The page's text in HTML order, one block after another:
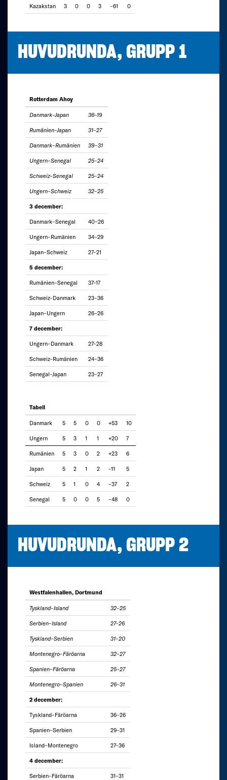
Kazakstan 3 0 0 3 –61 0
HUVUDRUNDA, GRUPP 1
Rotterdam Ahoy
Danmark–Japan 36–19
Rumänien–Japan 31–27
Danmark–Rumänien 39–31
Ungern–Senegal 25–24
Schweiz–Senegal 25–24
Ungern–Schweiz 32–25
3 december:
Danmark–Senegal 40–26
Ungern–Rumänien 34–29
Japan–Schweiz 27–21
5 december:
Rumänien–Senegal 37–17
Schweiz–Danmark 23–36
Japan–Ungern 26–26
7 december:
Ungern–Danmark 27–28
Schweiz–Rumänien 24–36
Senegal–Japan 23–27
Tabell
Danmark 5 5 0 0 +53 10
Ungern 5 3 1 1 +20 7
Rumänien 5 3 0 2 +23 6
Japan 5 2 1 2 –11 5
Schweiz 5 1 0 4 –37 2
Senegal 5 0 0 5 –48 0
HUVUDRUNDA, GRUPP 2
Westfalenhallen, Dortmund
Tyskland–Island 32–25
Serbien–Island 27–26
Tyskland–Serbien 31–20
Montenegro–Färöarna 32–27
Spanien–Färöarna 25–27
Montenegro–Spanien 26–31
2 december:
Tyskland–Färöarna 36–26
Spanien–Serbien 29–31
Island–Montenegro 27–36
4 december:
Serbien–Färöarna 31–31